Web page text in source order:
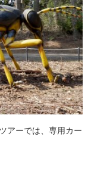
アーでは、専用カー